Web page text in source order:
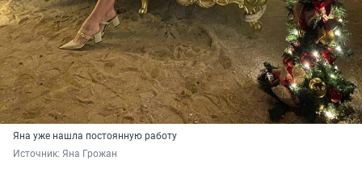
Яна уже нашла постоянную работу
Источник: Яна Грожан